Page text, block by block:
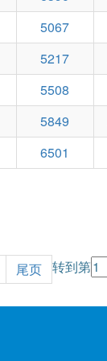
5067
5217
5508
5849
6501
尾页 转到第